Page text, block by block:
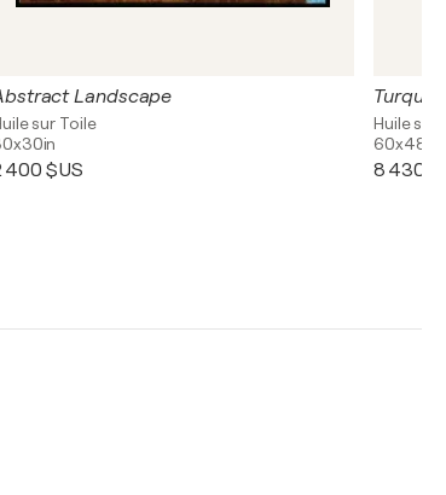
Landscape
sur Toile
400 $US
Huile sur
60x48in
8 430